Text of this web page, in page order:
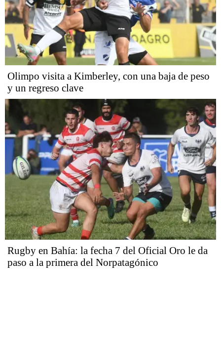
Olimpo visita a Kimberley, con una baja de peso
y un regreso clave
Rugby en Bahía: la fecha 7 del Oficial Oro le da
paso a la primera del Norpatagónico